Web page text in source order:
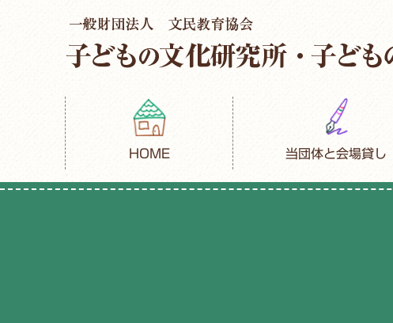
HOME 当団体と会場貸し